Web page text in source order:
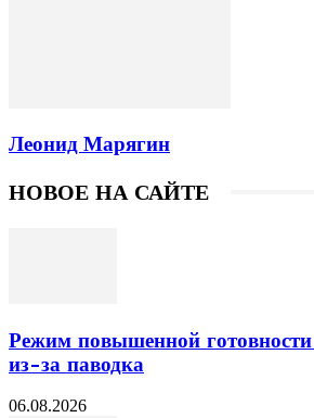
Леонид Марягин
НОВОЕ НА САЙТЕ
Режим повышенной
из-за паводка
06.08.2026